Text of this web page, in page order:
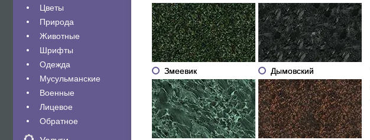
Цветы
Природа
Животные
Шрифты
Одежда
Мусульманские
Военные
Лицевое
Обратное
Змеевик Дымовский